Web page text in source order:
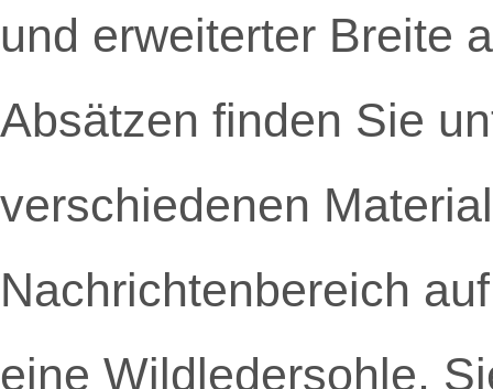
und erweiterter Breite
Absätzen finden Sie
verschiedenen
Nachrichtenbereich
eine Wildledersohle,